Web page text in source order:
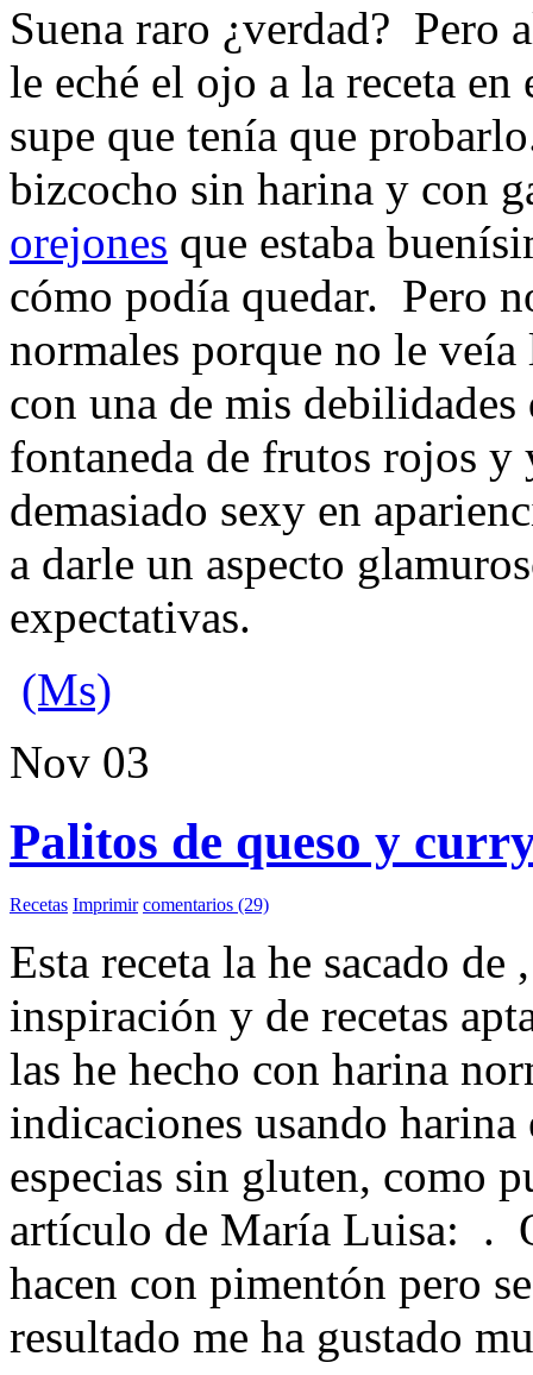
Suena raro ¿verdad?
le eché el ojo a la receta
supe que tenía que
bizcocho sin harina y con
orejones que estaba
cómo podía quedar. Pero
normales porque no le
con una de mis
fontaneda de frutos rojos
demasiado sexy en
a darle un aspecto
expectativas.
(Ms)
Nov 03
Palitos de queso y
Recetas Imprimir comentarios (29)
Esta receta la he sacado de
inspiración y de recetas
las he hecho con harina
indicaciones usando
especias sin gluten, como
artículo de María Luisa: .
hacen con pimentón pero
resultado me ha gustado